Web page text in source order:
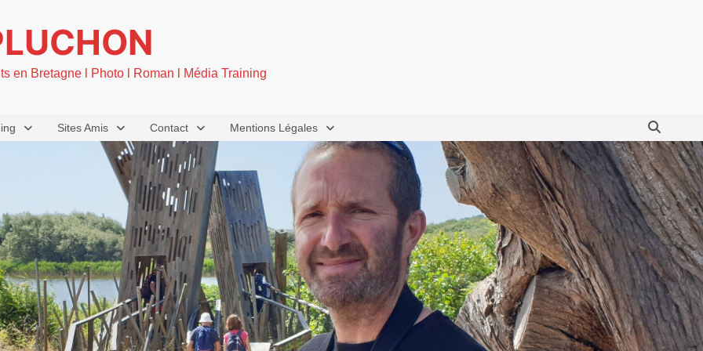
en Bretagne l Photo l Roman l Média Training
Sites Amis Contact Mentions Légales